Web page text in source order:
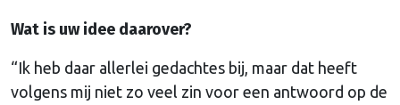
Wat is uw idee daarover?
“Ik heb daar allerlei gedachtes bij, maar dat heeft
volgens mij niet zo veel zin voor een antwoord op de